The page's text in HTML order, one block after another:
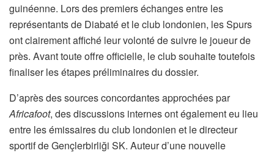
guinéenne. Lors des premiers échanges entre les
représentants de Diabaté et le club londonien, les Spurs
ont clairement affiché leur volonté de suivre le joueur de
près. Avant toute offre officielle, le club souhaite toutefois
finaliser les étapes préliminaires du dossier.
D’après des sources concordantes approchées par
Africafoot, des discussions internes ont également eu lieu
entre les émissaires du club londonien et le directeur
sportif de Gençlerbirliği SK. Auteur d’une nouvelle